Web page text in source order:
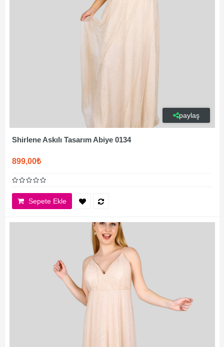
paylaş
Shirlene Askılı Tasarım Abiye 0134
899,00₺
Sepete Ekle